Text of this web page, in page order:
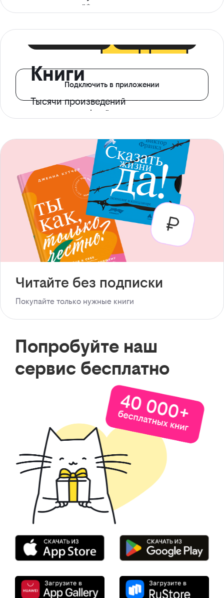
ограничений*
Книги
Тысячи произведений
с доступом офлайн
Подключить в приложении
Читайте без подписки
Покупайте только нужные книги
Попробуйте наш
сервис бесплатно